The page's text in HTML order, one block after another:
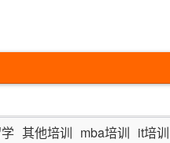
其他培训 mba培训 it培训